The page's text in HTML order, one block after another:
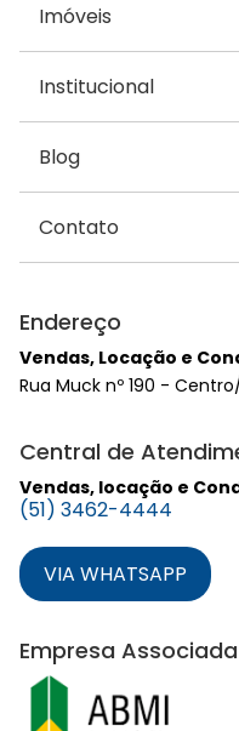
Imóveis
Institucional
Blog
Contato
Endereço
Vendas, Locação e
Rua Muck nº 190 -
Central de
Vendas, locação e
(51) 3462-4444
VIA WHATSAPP
Empresa Associada